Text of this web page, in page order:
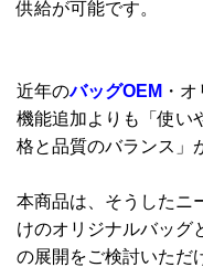
供給が可能です。
近年のバッグOEM ・
機能追加よりも「使い
格と品質のバランス」
本商品は、そうしたニ
けのオリジナルバッグ
の展開をご検討いただ